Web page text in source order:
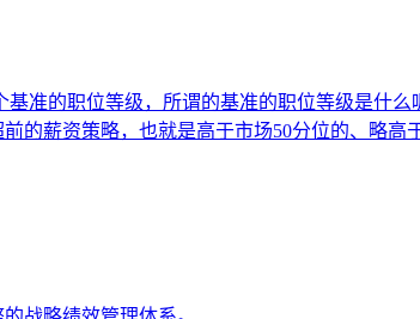
准的职位等级，所谓的基准的职位等级是什
的薪资策略，也就是高于市场50分位的、略